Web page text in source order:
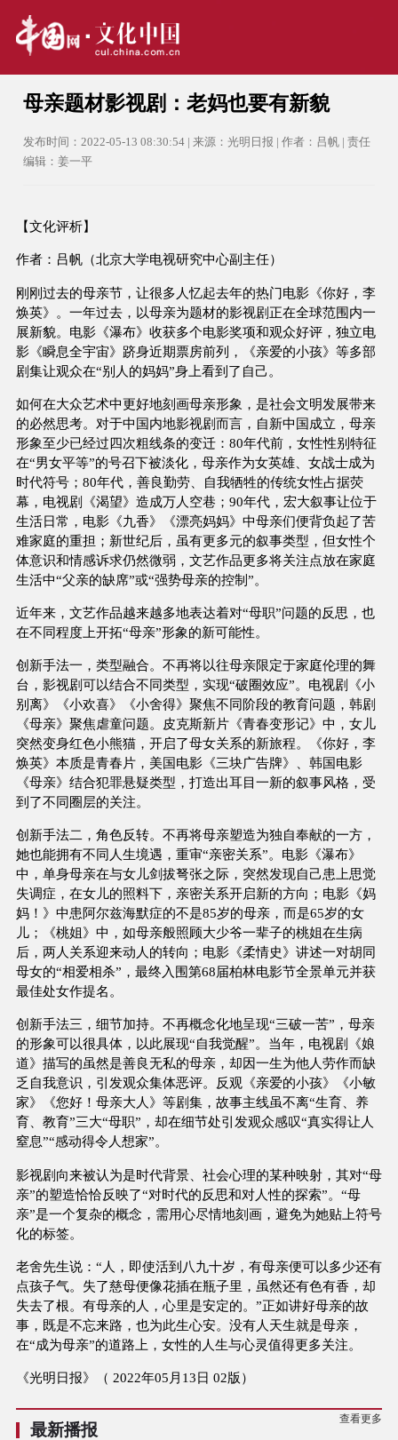
母亲题材影视剧：老妈也要有新貌
发布时间：2022-05-13 08:30:54 | 来源：光明日报 | 作者：吕帆 | 责任
编辑：姜一平
【文化评析】
作者：吕帆（北京大学电视研究中心副主任）
刚刚过去的母亲节，让很多人忆起去年的热门电影《你好，李
焕英》。一年过去，以母亲为题材的影视剧正在全球范围内一
展新貌。电影《瀑布》收获多个电影奖项和观众好评，独立电
影《瞬息全宇宙》跻身近期票房前列，《亲爱的小孩》等多部
剧集让观众在“别人的妈妈”身上看到了自己。
如何在大众艺术中更好地刻画母亲形象，是社会文明发展带来
的必然思考。对于中国内地影视剧而言，自新中国成立，母亲
形象至少已经过四次粗线条的变迁：80年代前，女性性别特征
在“男女平等”的号召下被淡化，母亲作为女英雄、女战士成为
时代符号；80年代，善良勤劳、自我牺牲的传统女性占据荧
幕，电视剧《渴望》造成万人空巷；90年代，宏大叙事让位于
生活日常，电影《九香》《漂亮妈妈》中母亲们便背负起了苦
难家庭的重担；新世纪后，虽有更多元的叙事类型，但女性个
体意识和情感诉求仍然微弱，文艺作品更多将关注点放在家庭
生活中“父亲的缺席”或“强势母亲的控制”。
近年来，文艺作品越来越多地表达着对“母职”问题的反思，也
在不同程度上开拓“母亲”形象的新可能性。
创新手法一，类型融合。不再将以往母亲限定于家庭伦理的舞
台，影视剧可以结合不同类型，实现“破圈效应”。电视剧《小
别离》《小欢喜》《小舍得》聚焦不同阶段的教育问题，韩剧
《母亲》聚焦虐童问题。皮克斯新片《青春变形记》中，女儿
突然变身红色小熊猫，开启了母女关系的新旅程。《你好，李
焕英》本质是青春片，美国电影《三块广告牌》、韩国电影
《母亲》结合犯罪悬疑类型，打造出耳目一新的叙事风格，受
到了不同圈层的关注。
创新手法二，角色反转。不再将母亲塑造为独自奉献的一方，
她也能拥有不同人生境遇，重审“亲密关系”。电影《瀑布》
中，单身母亲在与女儿剑拔弩张之际，突然发现自己患上思觉
失调症，在女儿的照料下，亲密关系开启新的方向；电影《妈
妈！》中患阿尔兹海默症的不是85岁的母亲，而是65岁的女
儿；《桃姐》中，如母亲般照顾大少爷一辈子的桃姐在生病
后，两人关系迎来动人的转向；电影《柔情史》讲述一对胡同
母女的“相爱相杀”，最终入围第68届柏林电影节全景单元并获
最佳处女作提名。
创新手法三，细节加持。不再概念化地呈现“三破一苦”，母亲
的形象可以很具体，以此展现“自我觉醒”。当年，电视剧《娘
道》描写的虽然是善良无私的母亲，却因一生为他人劳作而缺
乏自我意识，引发观众集体恶评。反观《亲爱的小孩》《小敏
家》《您好！母亲大人》等剧集，故事主线虽不离“生育、养
育、教育”三大“母职”，却在细节处引发观众感叹“真实得让人
窒息”“感动得令人想家”。
影视剧向来被认为是时代背景、社会心理的某种映射，其对“母
亲”的塑造恰恰反映了“对时代的反思和对人性的探索”。“母
亲”是一个复杂的概念，需用心尽情地刻画，避免为她贴上符号
化的标签。
老舍先生说：“人，即使活到八九十岁，有母亲便可以多少还有
点孩子气。失了慈母便像花插在瓶子里，虽然还有色有香，却
失去了根。有母亲的人，心里是安定的。”正如讲好母亲的故
事，既是不忘来路，也为此生心安。没有人天生就是母亲，
在“成为母亲”的道路上，女性的人生与心灵值得更多关注。
《光明日报》（ 2022年05月13日 02版）
最新播报
查看更多